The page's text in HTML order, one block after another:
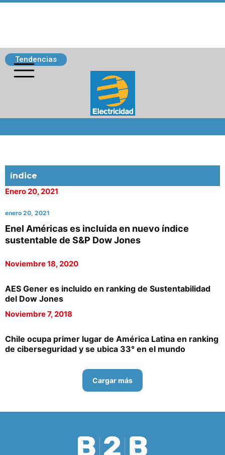
Tendencias
índice
Enero 20, 2021
enero 20, 2021
Enel Américas es incluida en nuevo índice
sustentable de S&P Dow Jones
Noviembre 18, 2020
AES Gener es incluido en ranking de Sustentabilidad
del Dow Jones
Noviembre 7, 2018
Chile ocupa primer lugar de América Latina en ranking
de ciberseguridad y se ubica 33° en el mundo
Cargar más